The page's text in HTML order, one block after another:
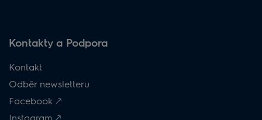
Kontakty a Podpora
Kontakt
Odběr newsletteru
Facebook 🡕
Instagram 🡕